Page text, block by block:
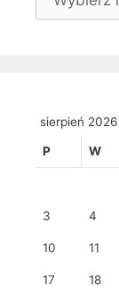
sierpień 2026
P W
3 4
10 11
17 18